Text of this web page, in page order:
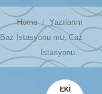
here:Home
Yazılarım
Baz İstasyonu mu, Caz
İstasyonu…
EKI